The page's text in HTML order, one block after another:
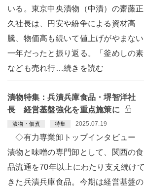
いる。東京中央漬物（中漬）の齋藤正
久社長は、円安や紛争による資材高
騰、物価高も続いて値上げがやまない
一年だったと振り返る。「釜めしの素
なども売れ行…続きを読む
漬物特集：兵漬兵庫食品・堺智洋社
長 経営基盤強化を重点施策に
漬物・佃煮 特集 2025.07.19
◇有力専業卸トップインタビュー
漬物と味噌の専門卸として、関西の食
品流通を70年以上にわたり支え続けて
きた兵漬兵庫食品。今期は経営基盤の